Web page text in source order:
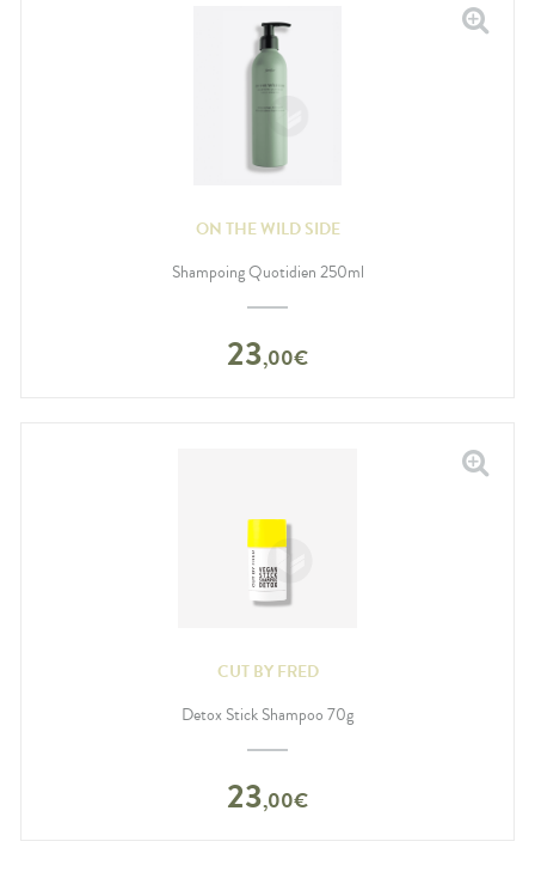
ON THE WILD SIDE
Shampoing Quotidien 250ml
23,00€
CUT BY FRED
Detox Stick Shampoo 70g
23,00€